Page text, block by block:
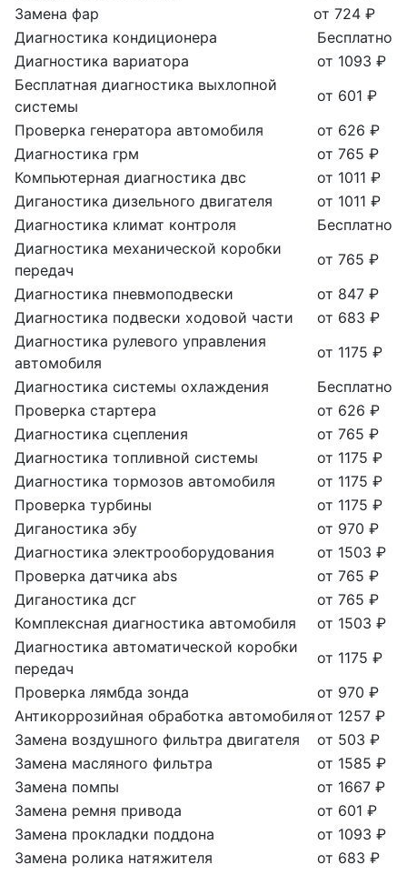
Замена фар
от 724 ₽
Диагностика кондиционера
Бесплатно
Диагностика вариатора
от 1093 ₽
Бесплатная диагностика выхлопной
системы
от 601 ₽
Проверка генератора автомобиля
от 626 ₽
Диагностика грм
от 765 ₽
Компьютерная диагностика двс
от 1011 ₽
Диганостика дизельного двигателя
от 1011 ₽
Диагностика климат контроля
Бесплатно
Диагностика механической коробки
передач
от 765 ₽
Диагностика пневмоподвески
от 847 ₽
Диагностика подвески ходовой части
от 683 ₽
Диагностика рулевого управления
автомобиля
от 1175 ₽
Диагностика системы охлаждения
Бесплатно
Проверка стартера
от 626 ₽
Диагностика сцепления
от 765 ₽
Диагностика топливной системы
от 1175 ₽
Диагностика тормозов автомобиля
от 1175 ₽
Проверка турбины
от 1175 ₽
Диганостика эбу
от 970 ₽
Диагностика электрооборудования
от 1503 ₽
Проверка датчика abs
от 765 ₽
Диганостика дсг
от 765 ₽
Комплексная диагностика автомобиля
от 1503 ₽
Диагностика автоматической коробки
передач
от 1175 ₽
Проверка лямбда зонда
от 970 ₽
Антикоррозийная обработка автомобиляот 1257 ₽
Замена воздушного фильтра двигателя
от 503 ₽
Замена масляного фильтра
от 1585 ₽
Замена помпы
от 1667 ₽
Замена ремня привода
от 601 ₽
Замена прокладки поддона
от 1093 ₽
Замена ролика натяжителя
от 683 ₽